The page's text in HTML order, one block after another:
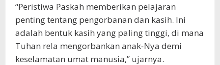
“Peristiwa Paskah memberikan pelajaran
penting tentang pengorbanan dan kasih. Ini
adalah bentuk kasih yang paling tinggi, di mana
Tuhan rela mengorbankan anak-Nya demi
keselamatan umat manusia,” ujarnya.